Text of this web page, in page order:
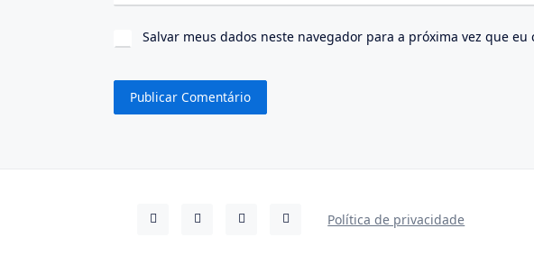
Salvar meus dados neste navegador para a próxima vez que eu
Política de privacidade